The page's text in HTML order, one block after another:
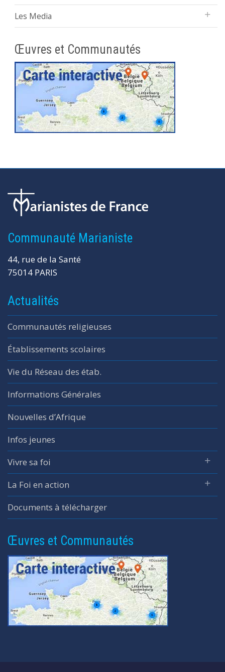
Les Media
Œuvres et Communautés
Communauté Marianiste
44, rue de la Santé
75014 PARIS
Actualités
Communautés religieuses
Établissements scolaires
Vie du Réseau des étab.
Informations Générales
Nouvelles d’Afrique
Infos jeunes
Vivre sa foi
La Foi en action
Documents à télécharger
Œuvres et Communautés